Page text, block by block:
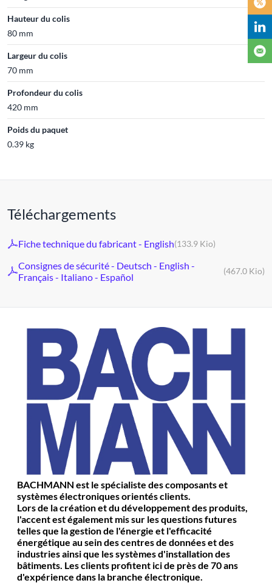
Hauteur du colis
80 mm
Largeur du colis
70 mm
Profondeur du colis
420 mm
Poids du paquet
0.39 kg
Téléchargements
Fiche technique du fabricant - English(133.9 Kio)
Consignes de sécurité - Deutsch - English -
Français - Italiano - Español
(467.0 Kio)
BACHMANN est le spécialiste des composants et
systèmes électroniques orientés clients.
Lors de la création et du développement des produits,
l'accent est également mis sur les questions futures
telles que la gestion de l'énergie et l'efficacité
énergétique au sein des centres de données et des
industries ainsi que les systèmes d'installation des
bâtiments. Les clients profitent ici de près de 70 ans
d'expérience dans la branche électronique.